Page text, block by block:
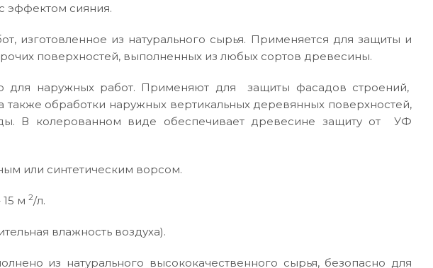
эффектом сияния.
изготовленное из натурального сырья. Применяется для защиты и
поверхностей, выполненных из любых сортов древесины.
для наружных работ. Применяют для защиты фасадов строений,
обработки наружных вертикальных деревянных поверхностей,
В колерованном виде обеспечивает древесине защиту от УФ
или синтетическим ворсом.
15 м 2/л.
влажность воздуха).
из натурального высококачественного сырья, безопасно для